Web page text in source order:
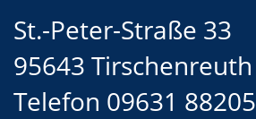
St.-Peter-Straße 33
95643 Tirschenreuth
Telefon 09631 88205